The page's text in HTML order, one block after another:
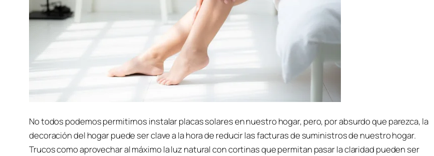
No todos podemos permitirnos instalar placas solares en nuestro hogar, pero, por absurdo que parezca, la
decoración del hogar puede ser clave a la hora de reducir las facturas de suministros de nuestro hogar.
Trucos como aprovechar al máximo la luz natural con cortinas que permitan pasar la claridad pueden ser